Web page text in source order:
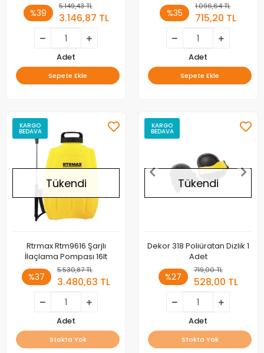
%39
5.149,43 TL
3.146,87 TL
Adet
Sepete Ekle
%35
1.096,64 TL
715,20 TL
Adet
Sepete Ekle
KARGO
BEDAVA
Tükendi
Rtrmax Rtm9616 Şarjlı
İlaçlama Pompası 16lt
%37
5.530,87 TL
3.480,63 TL
Adet
Stokta Yok
KARGO
BEDAVA
Tükendi
Dekor 318 Poliüratan Dizlik 1
Adet
%27
719,00 TL
528,00 TL
Adet
Stokta Yok